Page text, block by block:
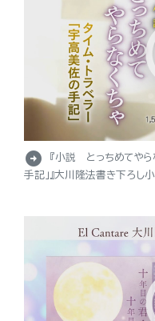
arrow_circle_right
『小説 とっちめてやら
手記」』大川隆法書き下ろし